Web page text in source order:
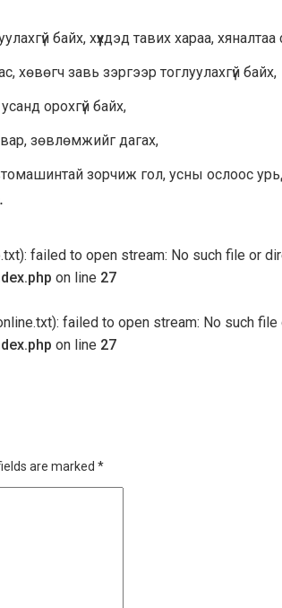
байх, хүүхдэд тавих хараа,
хөвөгч завь зэргээр тоглуулахгүй байх,
орохгүй байх,
зөвлөмжийг дагах,
зорчиж гол, усны ослоос
failed to open stream: No such file or
on line 27
failed to open stream: No such
on line 27
are marked *